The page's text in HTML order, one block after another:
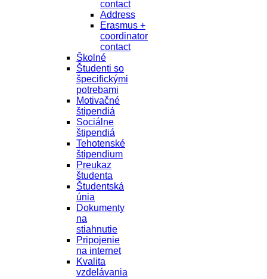
contact
Address
Erasmus +
coordinator
contact
Školné
Študenti so
špecifickými
potrebami
Motivačné
štipendiá
Sociálne
štipendiá
Tehotenské
štipendium
Preukaz
študenta
Študentská
únia
Dokumenty
na
stiahnutie
Pripojenie
na internet
Kvalita
vzdelávania